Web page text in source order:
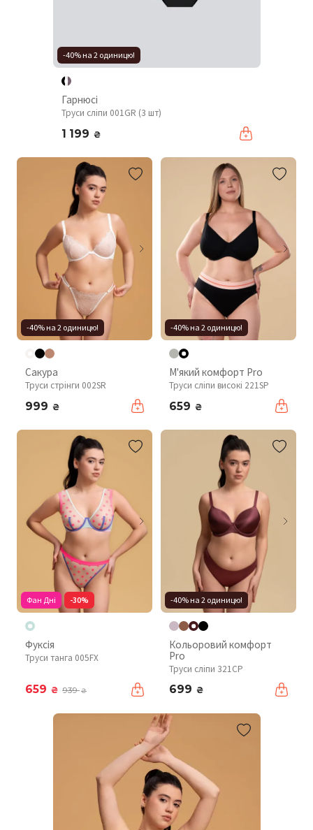
-40% на 2 одиницю!
Гарнюсі
Труси сліпи 001GR (3 шт)
1 199 ₴
-40% на 2 одиницю!
Сакура
Труси стрінги 002SR
999 ₴
-40% на 2 одиницю!
М'який комфорт Pro
Труси сліпи високі 221SP
659 ₴
Фан Дні -30%
Фуксія
Труси танга 005FX
659 ₴ 939₴
-40% на 2 одиницю!
Кольоровий комфорт
Pro
Труси сліпи 321CP
699 ₴